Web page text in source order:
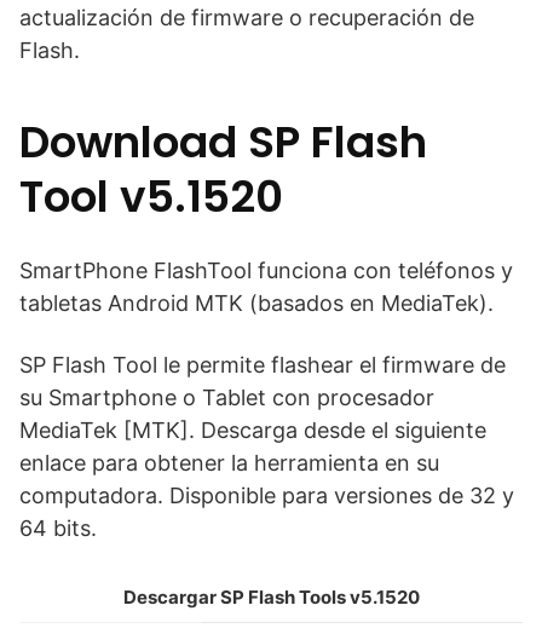
actualización de firmware o recuperación de
Flash.
Download SP Flash
Tool v5.1520
SmartPhone FlashTool funciona con teléfonos y
tabletas Android MTK (basados en MediaTek).
SP Flash Tool le permite flashear el firmware de
su Smartphone o Tablet con procesador
MediaTek [MTK]. Descarga desde el siguiente
enlace para obtener la herramienta en su
computadora. Disponible para versiones de 32 y
64 bits.
Descargar SP Flash Tools v5.1520